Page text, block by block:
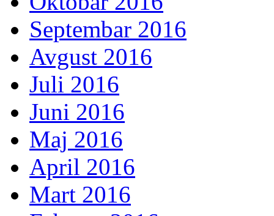
Septembar 2016
Avgust 2016
Juli 2016
Juni 2016
Maj 2016
April 2016
Mart 2016